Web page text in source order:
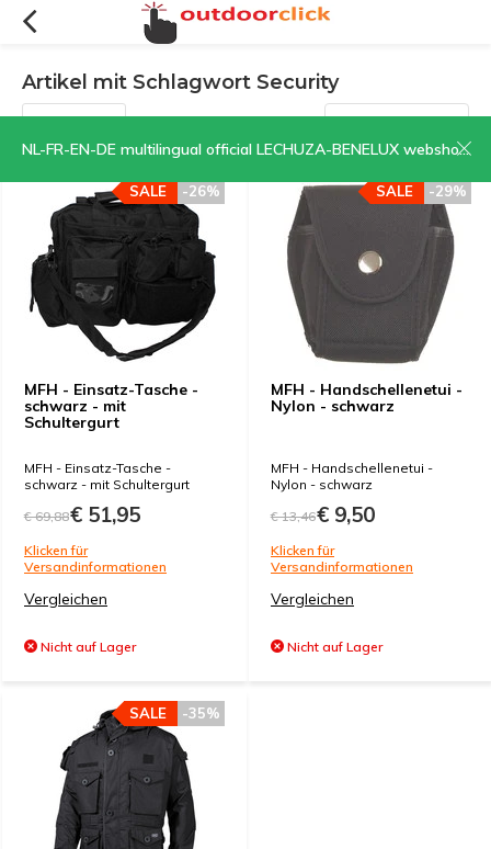
NL-FR-EN-DE multilingual official LECHUZA-BENELUX webshop | CLICK HERE NOW!
Artikel mit Schlagwort Security
Filter Sortieren nach:
MFH - Einsatz-Tasche -
schwarz - mit
Schultergurt
-26%
SALE
MFH - Einsatz-Tasche -
schwarz - mit Schultergurt
€ 69,88€ 51,95
Klicken für
Versandinformationen
Vergleichen
Nicht auf Lager
MFH - Handschellenetui -
Nylon - schwarz
-29%
SALE
MFH - Handschellenetui -
Nylon - schwarz
€ 13,46€ 9,50
Klicken für
Versandinformationen
Vergleichen
Nicht auf Lager
-35%
SALE